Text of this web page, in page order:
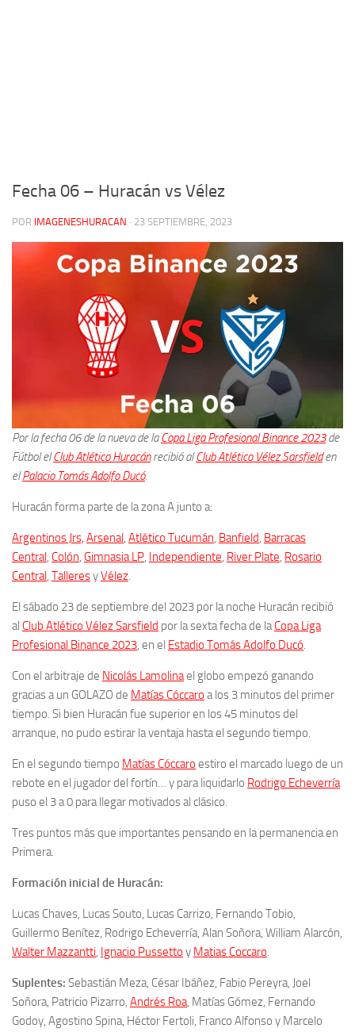
Fecha 06 – Huracán vs Vélez
POR IMAGENESHURACAN · 23 SEPTIEMBRE, 2023
Por la fecha 06 de la nueva de laCopa Liga Profesional Binance 2023de
Fútbol elClub Atlético Huracánrecibió alClub Atlético Vélez Sarsfielden
elPalacio Tomás Adolfo Ducó.
Huracán forma parte de la zona A junto a:
Argentinos Jrs, Arsenal, Atlético Tucumán, Banfield, Barracas
Central, Colón, Gimnasia LP, Independiente, River Plate, Rosario
Central, TalleresyVélez.
El sábado 23 de septiembre del 2023 por la noche Huracán recibió
al Club Atlético Vélez Sarsfield por la sexta fecha de laCopa Liga
Profesional Binance 2023, en el Estadio Tomás Adolfo Ducó.
Con el arbitraje de Nicolás Lamolinael globo empezó ganando
gracias a un GOLAZO de Matías Cóccaro a los 3 minutos del primer
tiempo. Si bien Huracán fue superior en los 45 minutos del
arranque, no pudo estirar la ventaja hasta el segundo tiempo.
En el segundo tiempo Matías Cóccaro estiro el marcado luego de un
rebote en el jugador del fortín… y para liquidarlo Rodrigo Echeverría
puso el 3 a 0 para llegar motivados al clásico.
Tres puntos más que importantes pensando en la permanencia en
Primera.
Formación inicial de Huracán:
Lucas Chaves, Lucas Souto, Lucas Carrizo, Fernando Tobio,
Guillermo Benítez, Rodrigo Echeverría, Alan Soñora, William Alarcón,
Walter Mazzantti, Ignacio Pussetto y Matias Coccaro.
Suplentes: Sebastián Meza, César Ibáñez, Fabio Pereyra, Joel
Soñora, Patricio Pizarro, Andrés Roa, Matías Gómez, Fernando
Godoy, Agostino Spina, Héctor Fertoli, Franco Alfonso y Marcelo